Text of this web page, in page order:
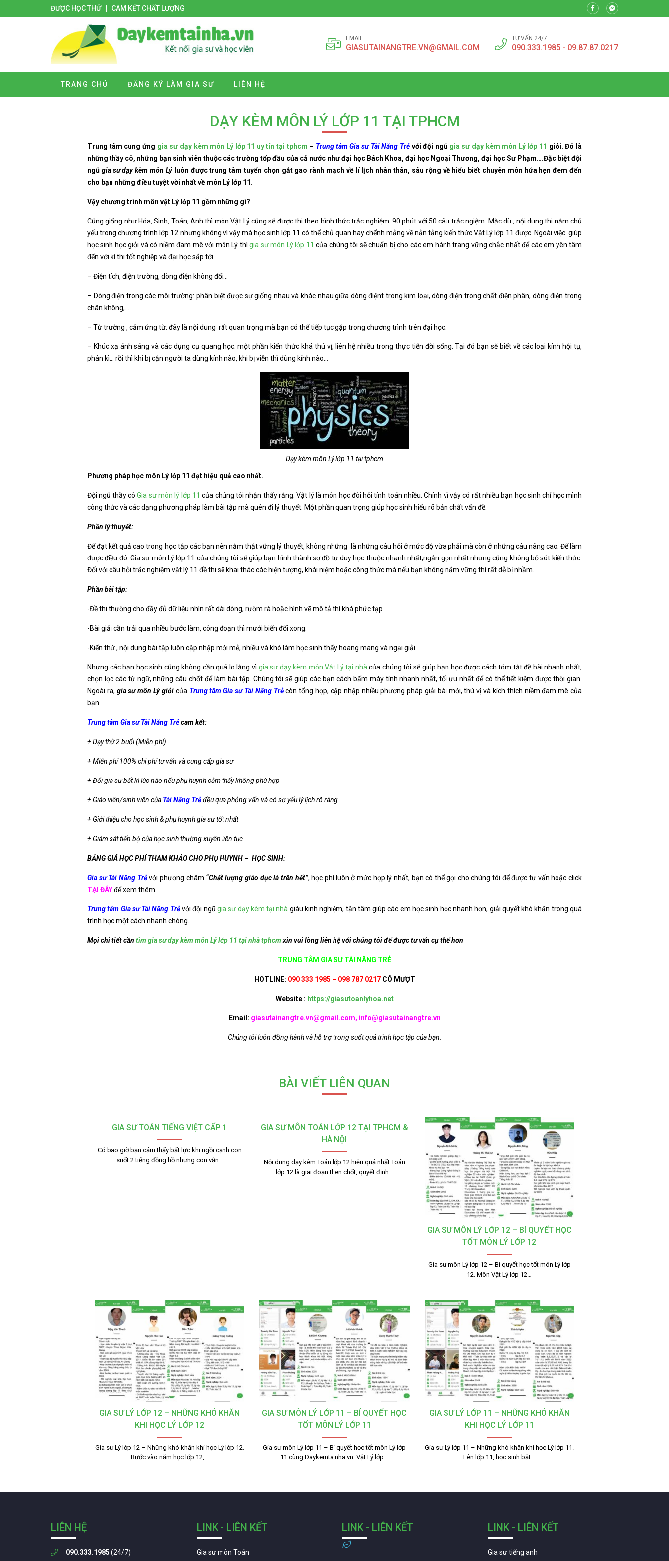
ĐƯỢC HỌC THỬ CAM KẾT CHẤT LƯỢNG
EMAIL
GIASUTAINANGTRE.VN@GMAIL.COM
TƯ VẤN 24/7
090.333.1985 - 09.87.87.0217
TRANG CHỦ ĐĂNG KÝ LÀM GIA SƯ LIÊN HỆ
DẠY KÈM MÔN LÝ LỚP 11 TẠI TPHCM
Trung tâm cung ứng gia sư dạy kèm môn Lý lớp 11 uy tín tại tphcm – Trung tâm Gia sư Tài Năng Trẻvới đội ngũ gia sư dạy kèm môn Lý lớp 11 giỏi. Đó là
những thầy cô, những bạn sinh viên thuộc các trường tốp đầu của cả nước như đại học Bách Khoa, đại học Ngoại Thương, đại học Sư Phạm….Đặc biệt đội
ngũ gia sư dạy kèm môn Lýluôn được trung tâm tuyển chọn gắt gao rành mạch về lí lịch nhân thân, sâu rộng về hiểu biết chuyên môn hứa hẹn đem đến
cho bạn những điều tuyệt vời nhất về môn Lý lớp 11.
Vậy chương trình môn vật Lý lớp 11 gồm những gì?
Cũng giống như Hóa, Sinh, Toán, Anh thì môn Vật Lý cũng sẽ được thi theo hình thức trắc nghiệm. 90 phút với 50 câu trắc ngiệm. Mặc dù , nội dung thi nằm chủ
yếu trong chương trình lớp 12 nhưng không vì vậy mà học sinh lớp 11 có thể chủ quan hay chểnh mảng về nản tảng kiến thức Vật Lý lớp 11 được. Ngoài việc giúp
học sinh học giỏi và có niềm đam mê với môn Lý thìgia sư môn Lý lớp 11 của chúng tôi sẽ chuẩn bị cho các em hành trang vững chắc nhất để các em yên tâm
đến với kì thi tốt nghiệp và đại học sắp tới.
– Điện tích, điện trường, dòng điện không đổi…
– Dòng điện trong các môi trường: phân biệt được sự giống nhau và khác nhau giữa dòng điệnt trong kim loại, dòng điện trong chất điện phân, dòng điện trong
chân không,….
– Từ trường , cảm ứng từ: đây là nội dung rất quan trọng mà bạn có thể tiếp tục gặp trong chương trình trên đại học.
– Khúc xạ ánh sáng và các dụng cụ quang học: một phần kiến thức khá thú vị, liên hệ nhiều trong thực tiễn đời sống. Tại đó bạn sẽ biết về các loại kính hội tụ,
phân kì… rồi thì khi bị cận người ta dùng kính nào, khi bị viễn thì dùng kính nào…
Dạy kèm môn Lý lớp 11 tại tphcm
Phương pháp học môn Lý lớp 11 đạt hiệu quả cao nhất.
Đội ngũ thầy côGia sư môn lý lớp 11của chúng tôi nhận thấy rằng: Vật lý là môn học đòi hỏi tính toán nhiều. Chính vì vậy có rất nhiều bạn học sinh chỉ học mình
công thức và các dạng phương pháp làm bài tập mà quên đi lý thuyết. Một phần quan trọng giúp học sinh hiểu rõ bản chất vấn đề.
Phần lý thuyết:
Để đạt kết quả cao trong học tập các bạn nên nắm thật vững lý thuyết, không những là những câu hỏi ở mức độ vừa phải mà còn ở những câu nâng cao. Để làm
được điều đó. Gia sư môn Lý lớp 11 của chúng tôi sẽ giúp bạn hình thành sơ đồ tư duy học thuộc nhanh nhất,ngắn gọn nhất nhưng cũng không bỏ sót kiến thức.
Đối với câu hỏi trắc nghiệm vật lý 11 đề thi sẽ khai thác các hiện tượng, khái niệm hoặc công thức mà nếu bạn không nắm vững thì rất dễ bị nhầm.
Phần bài tập:
-Đề thi thường cho đầy đủ dữ liệu nhìn rất dài dòng, rườm rà hoặc hình vẽ mô tả thì khá phức tạp
-Bài giải cần trải qua nhiều bước làm, công đoạn thì mưới biến đổi xong.
-Kiến thứ , nội dung bài tập luôn cập nhập mới mẻ, nhiều và khó làm học sinh thấy hoang mang và ngại giải.
Nhưng các bạn học sinh cũng không cần quá lo lắng vì gia sư dạy kèm môn Vật Lý tại nhà của chúng tôi sẽ giúp bạn học được cách tóm tắt đề bài nhanh nhất,
chọn lọc các từ ngữ, những câu chốt để làm bài tập. Chúng tôi sẽ giúp các bạn cách bấm máy tính nhanh nhất, tối ưu nhất để có thể tiết kiệm được thời gian.
Ngoài ra, gia sư môn Lý giỏicủa Trung tâm Gia sư Tài Năng Trẻcòn tổng hợp, cập nhập nhiều phương pháp giải bài mới, thú vị và kích thích niềm đam mê của
bạn.
Trung tâm Gia sư Tài Năng Trẻcam kết:
+ Dạy thử 2 buổi (Miễn phí)
+ Miễn phí 100% chi phí tư vấn và cung cấp gia sư
+ Đổi gia sư bất kì lúc nào nếu phụ huynh cảm thấy không phù hợp
+ Giáo viên/sinh viên của Tài Năng Trẻđều qua phỏng vấn và có sơ yếu lý lịch rõ ràng
+ Giới thiệu cho học sinh & phụ huynh gia sư tốt nhất
+ Giám sát tiến bộ của học sinh thường xuyên liên tục
BẢNG GIÁ HỌC PHÍ THAM KHẢO CHO PHỤ HUYNH – HỌC SINH:
Gia sư Tài Năng Trẻvới phương châm “Chất lượng giáo dục là trên hết”, học phí luôn ở mức hợp lý nhất, bạn có thể gọi cho chúng tôi để được tư vấn hoặc click
TẠI ĐÂYđể xem thêm.
Trung tâm Gia sư Tài Năng Trẻ với đội ngũ gia sư dạy kèm tại nhà giàu kinh nghiệm, tận tâm giúp các em học sinh học nhanh hơn, giải quyết khó khăn trong quá
trình học một cách nhanh chóng.
Mọi chi tiết cần tìm gia sư dạy kèm môn Lý lớp 11 tại nhà tphcm xin vui lòng liên hệ với chúng tôi để được tư vấn cụ thể hơn
TRUNG TÂM GIA SƯ TÀI NĂNG TRẺ
HOTLINE: 090 333 1985 – 098 787 0217 CÔ MƯỢT
Website : https://giasutoanlyhoa.net
Email: giasutainangtre.vn@gmail.com, info@giasutainangtre.vn
Chúng tôi luôn đồng hành và hỗ trợ trong suốt quá trình học tập của bạn.
BÀI VIẾT LIÊN QUAN
GIA SƯ TOÁN TIẾNG VIỆT CẤP 1
Có bao giờ bạn cảm thấy bất lực khi ngồi cạnh con
suốt 2 tiếng đồng hồ nhưng con vẫn…
GIA SƯ MÔN TOÁN LỚP 12 TẠI TPHCM &
HÀ NỘI
Nội dung dạy kèm Toán lớp 12 hiệu quả nhất Toán
lớp 12 là giai đoạn then chốt, quyết định…
GIA SƯ MÔN LÝ LỚP 12 – BÍ QUYẾT HỌC
TỐT MÔN LÝ LỚP 12
Gia sư môn Lý lớp 12 – Bí quyết học tốt môn Lý lớp
12. Môn Vật Lý lớp 12…
GIA SƯ LÝ LỚP 12 – NHỮNG KHÓ KHĂN
KHI HỌC LÝ LỚP 12
Gia sư Lý lớp 12 – Những khó khăn khi học Lý lớp 12.
Bước vào năm học lớp 12,…
GIA SƯ MÔN LÝ LỚP 11 – BÍ QUYẾT HỌC
TỐT MÔN LÝ LỚP 11
Gia sư môn Lý lớp 11 – Bí quyết học tốt môn Lý lớp
11 cùng Daykemtainha.vn. Vật Lý lớp…
GIA SƯ LÝ LỚP 11 – NHỮNG KHÓ KHĂN
KHI HỌC LÝ LỚP 11
Gia sư Lý lớp 11 – Những khó khăn khi học Lý lớp 11.
Lên lớp 11, học sinh bắt…
LIÊN HỆ
090.333.1985 (24/7)
LINK - LIÊN KẾT
Gia sư môn Toán
LINK - LIÊN KẾT LINK - LIÊN KẾT
Gia sư tiếng anh